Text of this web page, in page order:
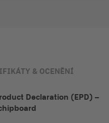
& OCENĚNÍ
Declaration (EPD) –